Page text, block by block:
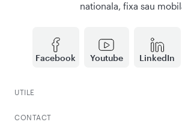
Facebook Youtube LinkedIn
nationala, fixa sau
UTILE
CONTACT